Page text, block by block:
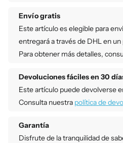
Envío gratis
Este artículo es elegible para
entregará a través de DHL en un
Para obtener más detalles,
Devoluciones fáciles en 30
Este artículo puede devolverse
Consulta nuestra política de
Garantía
Disfrute de la tranquilidad de